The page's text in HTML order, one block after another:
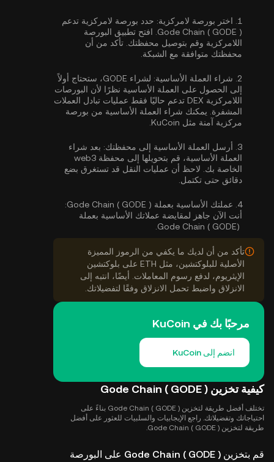
1. اختر بورصة لامركزية: حدد بورصة لامركزية تدعم
Gode Chain ( GODE ). افتح تطبيق البورصة
اللامركزية وقم بتوصيل محفظتك. تأكد من أن
محفظتك متوافقة مع الشبكة.
2. شراء العملة الأساسية:
لشراء GODE، ستحتاج أولاً
إلى الحصول على العملة الأساسية نظرًا لأن البورصات
اللامركزية DEX تدعم حاليًا فقط عمليات تبادل العملات
المشفرة. يمكنك شراء العملة الأساسية من بورصة
مركزية آمنة مثل KuCoin.
3. أرسل العملة الأساسية إلى محفظتك: بعد شراء
العملة الأساسية، قم بتحويلها إلى محفظة web3
الخاصة بك. لاحظ أن عمليات النقل قد تستغرق بضع
دقائق حتى تكتمل.
4. عملتك الأساسية بعملة Gode Chain ( GODE ):
أنت الآن جاهز لمقايضة عملاتك الأساسية بعملة
تأكد من أن لديك ما يكفي من الرموز المميزة
الأصلية للبلوكتشين، مثل ETH على بلوكتشين
الإيثريوم، لدفع رسوم المعاملات. أيضًا، انتبه إلى
الانزلاق واضبط تحمل الانزلاق وفقًا لتفضيلاتك.
مرحبًا بك في KuCoin
انضم إلى KuCoin
كيفية تخزين Gode Chain ( GODE )
تختلف أفضل طريقة لتخزين Gode Chain ( GODE ) بناءً على
احتياجاتك وتفضيلاتك. راجع الإيجابيات والسلبيات للعثور على أفضل
طريقة لتخزين Gode Chain ( GODE ).
قم بتخزين Gode Chain ( GODE ) على البورصة